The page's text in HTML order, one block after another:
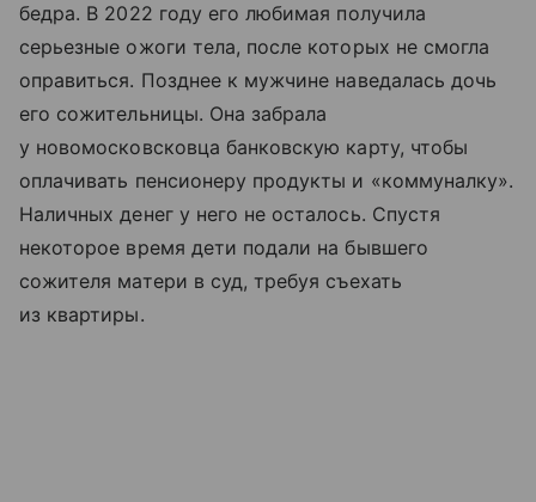
бедра. В 2022 году его любимая получила
серьезные ожоги тела, после которых не смогла
оправиться. Позднее к мужчине наведалась дочь
его сожительницы. Она забрала
у новомосковсковца банковскую карту, чтобы
оплачивать пенсионеру продукты и «коммуналку».
Наличных денег у него не осталось. Спустя
некоторое время дети подали на бывшего
сожителя матери в суд, требуя съехать
из квартиры.